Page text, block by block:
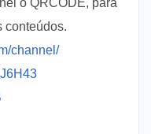
o QRCODE, para
conteúdos.
channel/